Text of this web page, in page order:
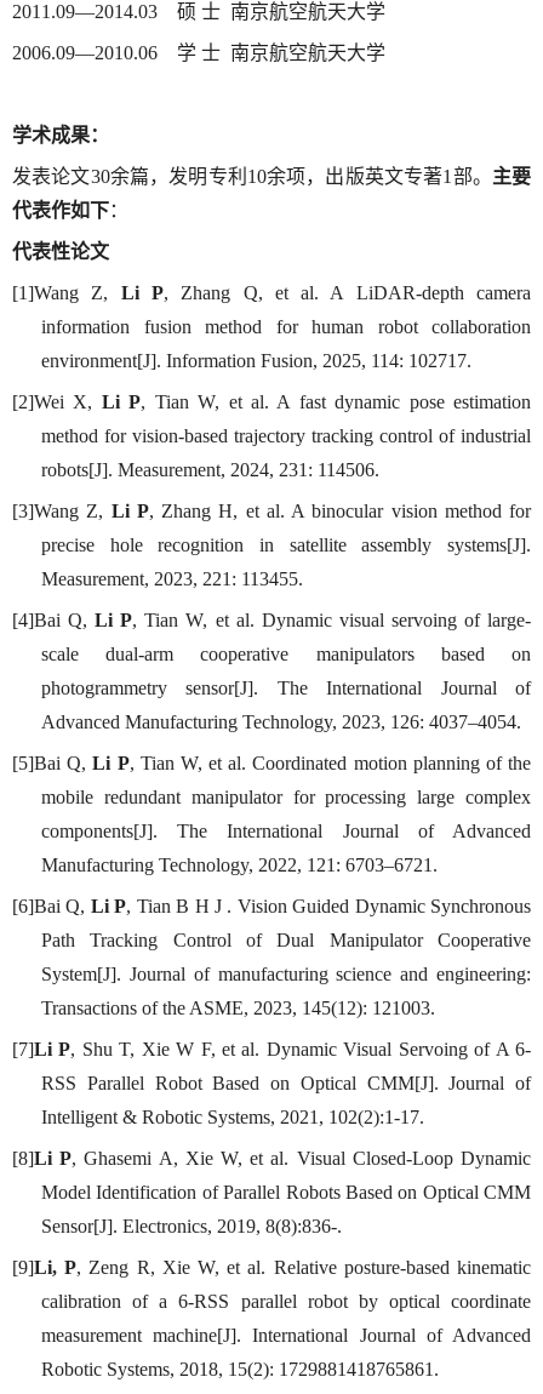
2011.09—2014.03 硕 士 南京航空航天大学
2006.09—2010.06 学 士 南京航空航天大学
学术成果：
发表论文30余篇，发明专利10余项，出版英文专著1部。 主要
代表作如下：
代表性论文
[1]Wang Z, Li P, Zhang Q, et al. A LiDAR-depth camera
information fusion method for human robot collaboration
environment[J]. Information Fusion, 2025, 114: 102717.
[2]Wei X, Li P, Tian W, et al. A fast dynamic pose estimation
method for vision-based trajectory tracking control of industrial
robots[J]. Measurement, 2024, 231: 114506.
[3]Wang Z, Li P, Zhang H, et al. A binocular vision method for
precise hole recognition in satellite assembly systems[J].
Measurement, 2023, 221: 113455.
[4]Bai Q,Li P, Tian W, et al. Dynamic visual servoing of large-
scale dual-arm cooperative manipulators based on
photogrammetry sensor[J]. The International Journal of
Advanced Manufacturing Technology, 2023, 126: 4037–4054.
[5]Bai Q,Li P, Tian W, et al. Coordinated motion planning of the
mobile redundant manipulator for processing large complex
components[J]. The International Journal of Advanced
Manufacturing Technology, 2022, 121: 6703–6721.
[6]Bai Q, Li P, Tian B H J . Vision Guided Dynamic Synchronous
Path Tracking Control of Dual Manipulator Cooperative
System[J]. Journal of manufacturing science and engineering:
Transactions of the ASME, 2023, 145(12): 121003.
[7]Li P, Shu T, Xie W F, et al. Dynamic Visual Servoing of A 6-
RSS Parallel Robot Based on Optical CMM[J]. Journal of
Intelligent & Robotic Systems, 2021, 102(2):1-17.
[8]Li P, Ghasemi A, Xie W, et al. Visual Closed-Loop Dynamic
Model Identification of Parallel Robots Based on Optical CMM
Sensor[J]. Electronics, 2019, 8(8):836-.
[9]Li, P, Zeng R, Xie W, et al. Relative posture-based kinematic
calibration of a 6-RSS parallel robot by optical coordinate
measurement machine[J]. International Journal of Advanced
Robotic Systems, 2018, 15(2): 1729881418765861.